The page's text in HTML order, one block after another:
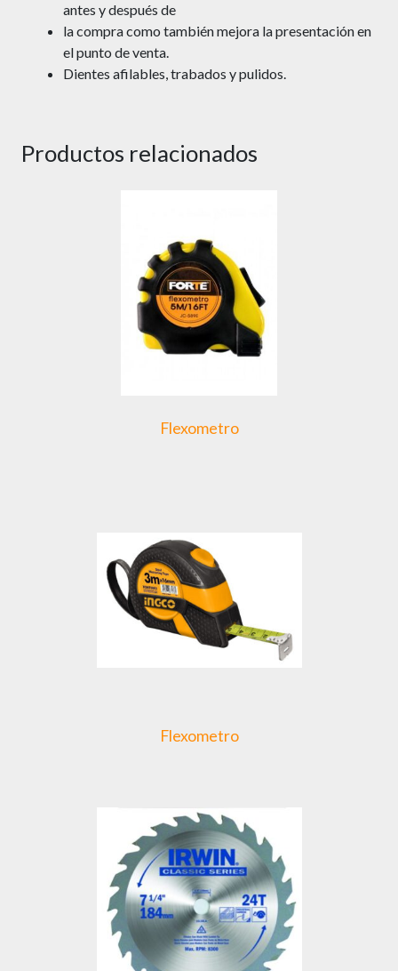
antes y después de
la compra como también mejora la presentación en
el punto de venta.
Dientes afilables, trabados y pulidos.
Productos relacionados
Flexometro
Flexometro